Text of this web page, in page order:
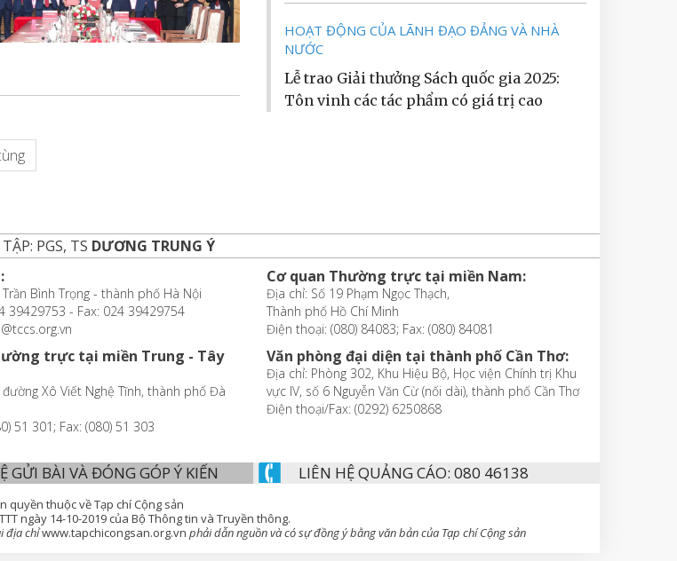
HOẠT ĐỘNG CỦA LÃNH ĐẠO ĐẢNG VÀ NHÀ
NƯỚC
Lễ trao Giải thưởng Sách quốc gia 2025:
Tôn vinh các tác phẩm có giá trị cao
PGS, TS DƯƠNG TRUNG Ý
Bình Trọng - thành phố Hà Nội
39429753 - Fax: 024 39429754
trực tại miền Trung - Tây
Xô Viết Nghệ Tĩnh, thành phố Đà
51 301; Fax: (080) 51 303
Cơ quan Thường trực tại miền Nam:
Địa chỉ: Số 19 Phạm Ngọc Thạch,
Thành phố Hồ Chí Minh
Điện thoại: (080) 84083; Fax: (080) 84081
Văn phòng đại diện tại thành phố Cần Thơ:
Địa chỉ: Phòng 302, Khu Hiệu Bộ, Học viện Chính trị Khu
vực IV, số 6 Nguyễn Văn Cừ (nối dài), thành phố Cần Thơ
Điện thoại/Fax: (0292) 6250868
GỬI BÀI VÀ ĐÓNG GÓP Ý KIẾN LIÊN HỆ QUẢNG CÁO: 080 46138
quyền thuộc về Tạp chí Cộng sản
ngày 14-10-2019 của Bộ Thông tin và Truyền thông.
địa chỉwww.tapchicongsan.org.vn phải dẫn nguồn và có sự đồng ý bằng văn bản của Tạp chí Cộng sản